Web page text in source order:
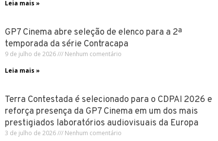
Leia mais »
GP7 Cinema abre seleção de elenco para a 2ª
temporada da série Contracapa
9 de julho de 2026
Nenhum comentário
Leia mais »
Terra Contestada é selecionado para o CDPAI 2026 e
reforça presença da GP7 Cinema em um dos mais
prestigiados laboratórios audiovisuais da Europa
3 de julho de 2026
Nenhum comentário